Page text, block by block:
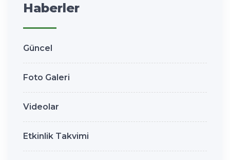
Haberler
Güncel
Foto Galeri
Videolar
Etkinlik Takvimi